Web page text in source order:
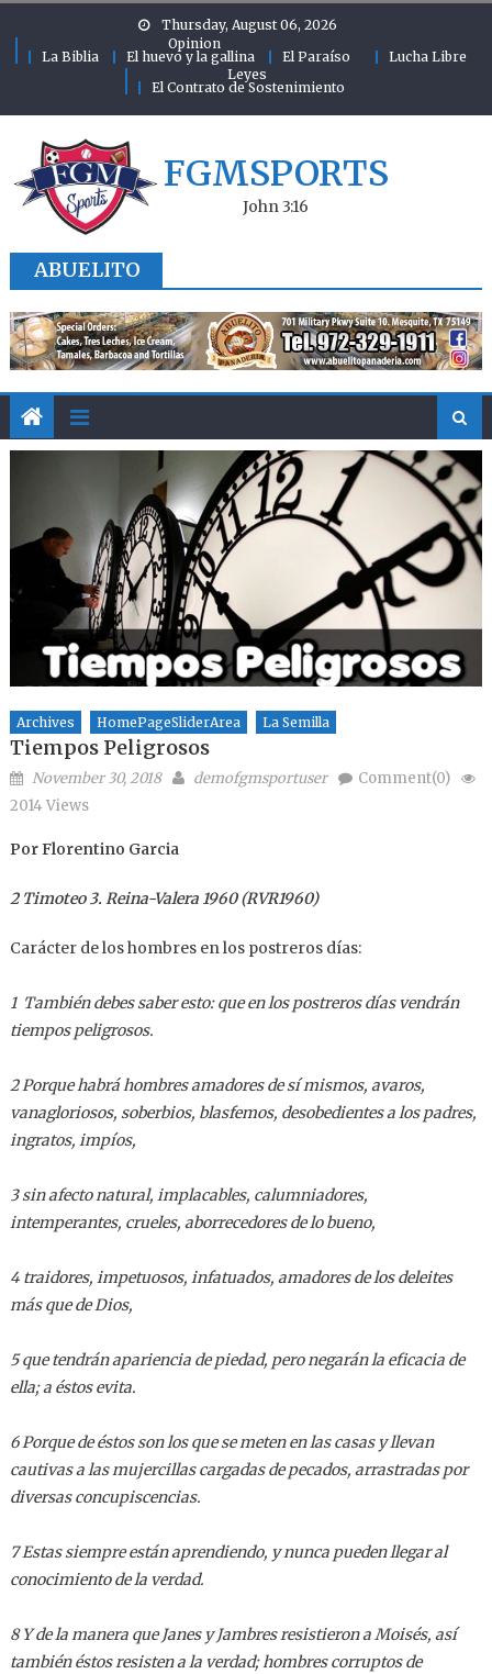
Thursday, August 06, 2026
Opinion
La Biblia
El huevo y la gallina El Paraíso
Lucha Libre
Leyes
El Contrato de Sostenimiento
FGMSPORTS
John 3:16
ABUELITO
Archives HomePageSliderArea La Semilla
Tiempos Peligrosos
Posted on
November 30, 2018 Author
demofgmsportuser
Comment(0)
2014 Views
Por Florentino Garcia
2 Timoteo 3. Reina-Valera 1960 (RVR1960)
Carácter de los hombres en los postreros días:
1 También debes saber esto: que en los postreros días vendrán
tiempos peligrosos.
2 Porque habrá hombres amadores de sí mismos, avaros,
vanagloriosos, soberbios, blasfemos, desobedientes a los padres,
ingratos, impíos,
3 sin afecto natural, implacables, calumniadores,
intemperantes, crueles, aborrecedores de lo bueno,
4 traidores, impetuosos, infatuados, amadores de los deleites
más que de Dios,
5 que tendrán apariencia de piedad, pero negarán la eficacia de
ella; a éstos evita.
6 Porque de éstos son los que se meten en las casas y llevan
cautivas a las mujercillas cargadas de pecados, arrastradas por
diversas concupiscencias.
7 Estas siempre están aprendiendo, y nunca pueden llegar al
conocimiento de la verdad.
8 Y de la manera que Janes y Jambres resistieron a Moisés, así
también éstos resisten a la verdad; hombres corruptos de